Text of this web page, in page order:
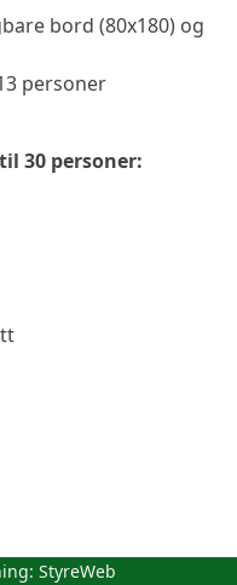
bord (80x180) og
personer
30 personer:
StyreWeb